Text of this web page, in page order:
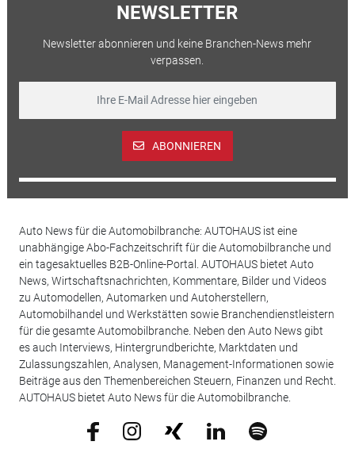
NEWSLETTER
Newsletter abonnieren und keine Branchen-News mehr
verpassen.
ABONNIEREN
Auto News für die Automobilbranche: AUTOHAUS ist eine
unabhängige Abo-Fachzeitschrift für die Automobilbranche und
ein tagesaktuelles B2B-Online-Portal. AUTOHAUS bietet Auto
News, Wirtschaftsnachrichten, Kommentare, Bilder und Videos
zu Automodellen, Automarken und Autoherstellern,
Automobilhandel und Werkstätten sowie Branchendienstleistern
für die gesamte Automobilbranche. Neben den Auto News gibt
es auch Interviews, Hintergrundberichte, Marktdaten und
Zulassungszahlen, Analysen, Management-Informationen sowie
Beiträge aus den Themenbereichen Steuern, Finanzen und Recht.
AUTOHAUS bietet Auto News für die Automobilbranche.